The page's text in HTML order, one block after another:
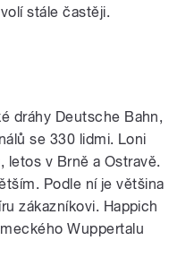
stále častěji.
dráhy Deutsche Bahn,
se 330 lidmi. Loni
letos v Brně a Ostravě.
Podle ní je většina
zákazníkovi. Happich
Wuppertalu